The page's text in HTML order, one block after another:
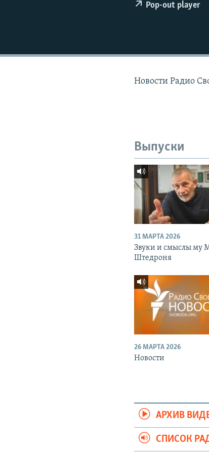
Pop-out player
Новости Радио
Выпуски
31 МАРТА 2026
Звуки и смыслы му
Штедроня
26 МАРТА 2026
Новости
АРХИВ
СПИСОК